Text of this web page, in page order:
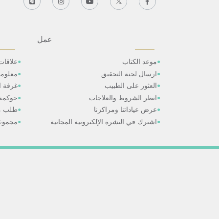
عمل
موعد الكتاب
ارسال لجنة التحقيق
العثور على الطبيب
انظر الشروط والعلاجات
عرض عياداتنا ومراكزنا
اشترك في النشرة الإلكترونية المجانية
غرفة
طلب